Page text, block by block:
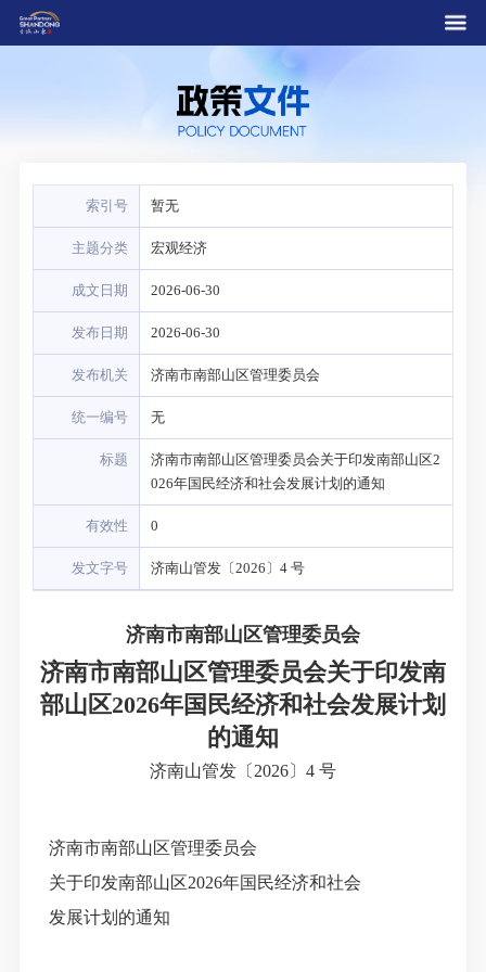
索引号 暂无
主题分类 宏观经济
成文日期 2026-06-30
发布日期 2026-06-30
发布机关 济南市南部山区管理委员会
统一编号 无
标题
济南市南部山区管理委员会关于印发南部山区2
026年国民经济和社会发展计划的通知
有效性 0
发文字号 济南山管发〔2026〕4 号
济南市南部山区管理委员会
济南市南部山区管理委员会关于印发南
部山区2026年国民经济和社会发展计划
的通知
济南山管发〔2026〕4 号
济南市南部山区管理委员会
关于印发南部山区2026年国民经济和社会
发展计划的通知